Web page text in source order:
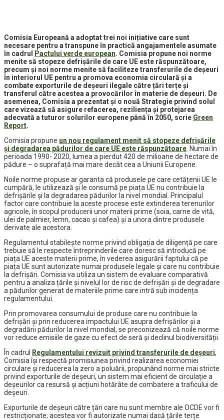
Comisia Europeană a adoptat trei noi inițiative care sunt
necesare pentru a transpune în practică angajamentele asumate
în cadrul
Pactului verde european. Comisia propune noi norme
menite să stopeze defrișările de care UE este răspunzătoare,
precum și noi norme menite să faciliteze transferurile de deșeuri
în interiorul UE pentru a promova economia circulară și a
combate exporturile de deșeuri ilegale către țări terțe și
transferul către acestea a provocărilor în materie de deșeuri. De
asemenea, Comisia a prezentat și o nouă Strategie privind solul
care vizează să asigure refacerea, reziliența și protejarea
adecvată a tuturor solurilor europene până în 2050, scrie Green
Report.
Comisia propune un nou regulament menit să stopeze defrișările
și degradarea pădurilor de care UE este răspunzătoare . Numai în
perioada 1990- 2020, lumea a pierdut 420 de milioane de hectare de
pădure – o suprafață mai mare decât cea a Uniunii Europene.
Noile norme propuse ar garanta că produsele pe care cetățenii UE le
cumpără, le utilizează și le consumă pe piața UE nu contribuie la
defrișările și la degradarea pădurilor la nivel mondial. Principalul
factor care contribuie la aceste procese este extinderea terenurilor
agricole, în scopul producerii unor materii prime (soia, carne de vită,
ulei de palmier, lemn, cacao și cafea) și a unora dintre produsele
derivate ale acestora.
Regulamentul stabilește norme privind obligația de diligență pe care
trebuie să le respecte întreprinderile care doresc să introducă pe
piața UE aceste materii prime, în vederea asigurării faptului că pe
piața UE sunt autorizate numai produsele legale și care nu contribuie
la defrișări. Comisia va utiliza un sistem de evaluare comparativă
pentru a analiza țările și nivelul lor de risc de defrișări și de degradare
a pădurilor generat de materiile prime care intră sub incidența
regulamentului.
Prin promovarea consumului de produse care nu contribuie la
defrișări și prin reducerea impactului UE asupra defrișărilor și a
degradării pădurilor la nivel mondial, se preconizează că noile norme
vor reduce emisiile de gaze cu efect de seră și declinul biodiversității.
În cadrul
Regulamentului revizuit privind transferurile de deșeuri,
Comisia își respectă promisiunea privind realizarea economiei
circulare și reducerea la zero a poluării, propunând norme mai stricte
privind exporturile de deșeuri, un sistem mai eficient de circulație a
deșeurilor ca resursă și acțiuni hotărâte de combatere a traficului de
deșeuri.
Exporturile de deșeuri către țări care nu sunt membre ale OCDE vor fi
restricționate; acestea vor fi autorizate numai dacă țările terțe